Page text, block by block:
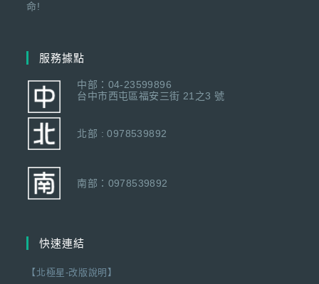
命!
服務據點
中部：04-23599896
台中市西屯區福安三街 21之3 號
北部 : 0978539892
南部：0978539892
快速連結
【北極星-改版說明】